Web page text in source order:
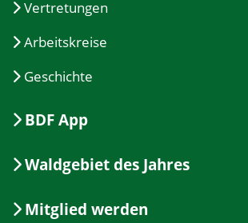
Vertretungen
Arbeitskreise
Geschichte
BDF App
Waldgebiet des Jahres
Mitglied werden